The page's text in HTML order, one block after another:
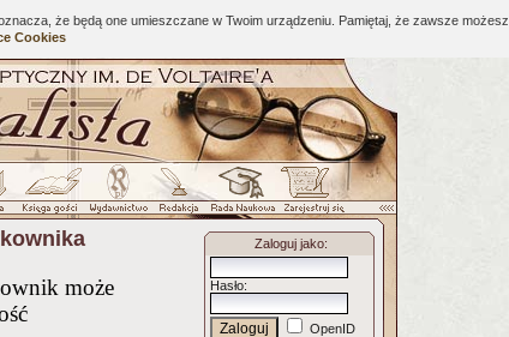
że będą one umieszczane w Twoim urządzeniu. Pamiętaj, że zawsze możesz
Cookies
może
Zaloguj jako:
Hasło:
OpenID